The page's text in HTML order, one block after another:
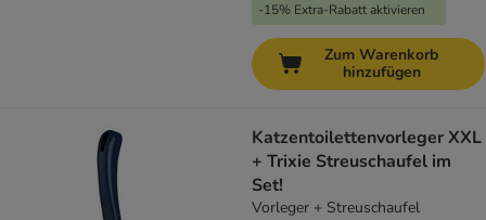
-15% Extra-Rabatt aktivieren
Zum Warenkorb
hinzufügen
Katzentoilettenvorleger XXL
+ Trixie Streuschaufel im
Set!
Vorleger + Streuschaufel